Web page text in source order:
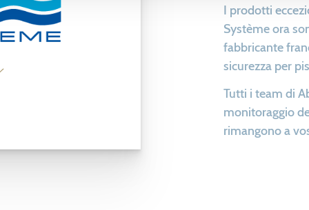
I prodotti
Système ora
fabbricante
sicurezza per
Tutti i team di
monitoraggio
rimangono a